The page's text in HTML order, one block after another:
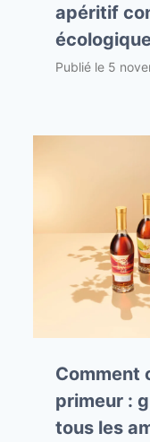
apéritif
Publié le 5
Comment
primeur :
tous les